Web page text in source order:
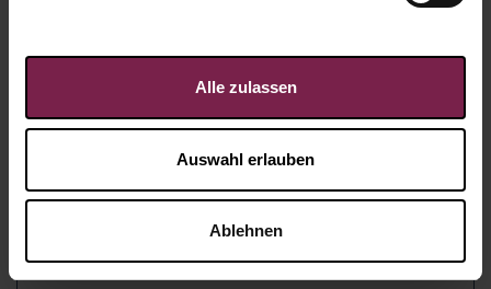
Alle zulassen
Auswahl erlauben
Ablehnen
Du bist ein Geschenk -
Christmas